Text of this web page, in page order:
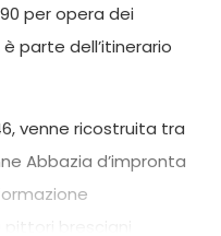
per opera dei
parte dell’itinerario
venne ricostruita tra
Abbazia d’impronta